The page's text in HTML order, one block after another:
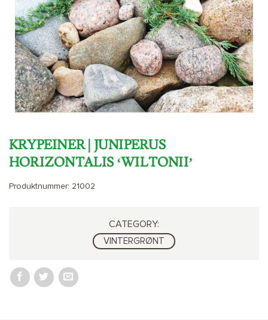
KRYPEINER | JUNIPERUS
HORIZONTALIS ‘WILTONII’
Produktnummer: 21002
CATEGORY:
VINTERGRØNT